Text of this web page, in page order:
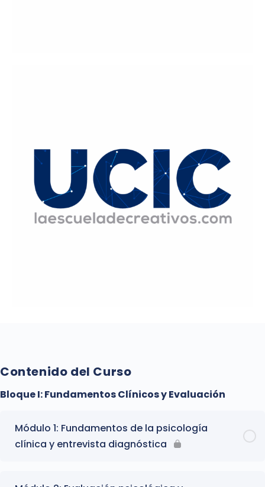
Contenido del Curso
Bloque I: Fundamentos Clínicos y Evaluación
Módulo 1: Fundamentos de la psicología
clínica y entrevista diagnóstica